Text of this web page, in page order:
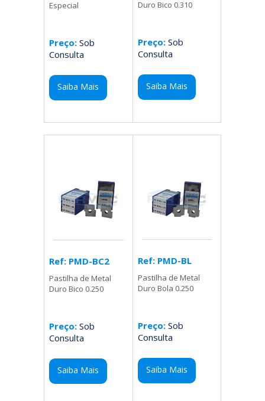
Especial
Preço: Sob
Consulta
Saiba Mais
Duro Bico 0.310
Preço:Sob
Consulta
Saiba Mais
Ref: PMD-BC2
Pastilha de Metal
Duro Bico 0.250
Preço: Sob
Consulta
Saiba Mais
Ref: PMD-BL
Pastilha de Metal
Duro Bola 0.250
Preço:Sob
Consulta
Saiba Mais